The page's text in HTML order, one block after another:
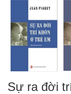
Sự ra đời